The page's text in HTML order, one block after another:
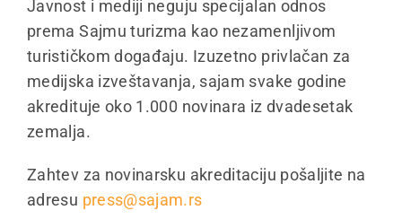
Javnost i mediji neguju specijalan odnos
prema Sajmu turizma kao nezamenljivom
turističkom događaju. Izuzetno privlačan za
medijska izveštavanja, sajam svake godine
akredituje oko 1.000 novinara iz dvadesetak
zemalja.
Zahtev za novinarsku akreditaciju pošaljite na
adresu press@sajam.rs